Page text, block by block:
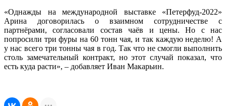
«Однажды на международной выставке «Петерфуд-2022»
Арина договорилась о взаимном сотрудничестве с
партнёрами, согласовали состав чаёв и цены. Но с нас
попросили три фуры на 60 тонн чая, и так каждую неделю! А
у нас всего три тонны чая в год. Так что не смогли выполнить
столь замечательный контракт, но этот случай показал, что
есть куда расти», – добавляет Иван Макарьин.